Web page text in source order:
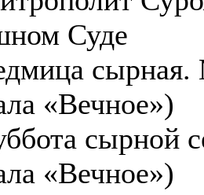
Суде
сырная.
«Вечное»)
сырной
«Вечное»)